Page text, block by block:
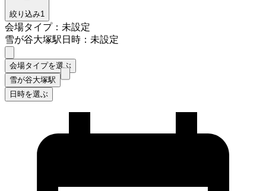
絞り込み1
会場タイプ：未設定
雪が谷大塚駅日時：未設定
会場タイプを選ぶ
雪が谷大塚駅
日時を選ぶ